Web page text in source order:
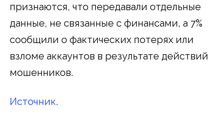
признаются, что передавали отдельные
данные, не связанные с финансами, а 7%
сообщили о фактических потерях или
взломе аккаунтов в результате действий
мошенников.
Источник.